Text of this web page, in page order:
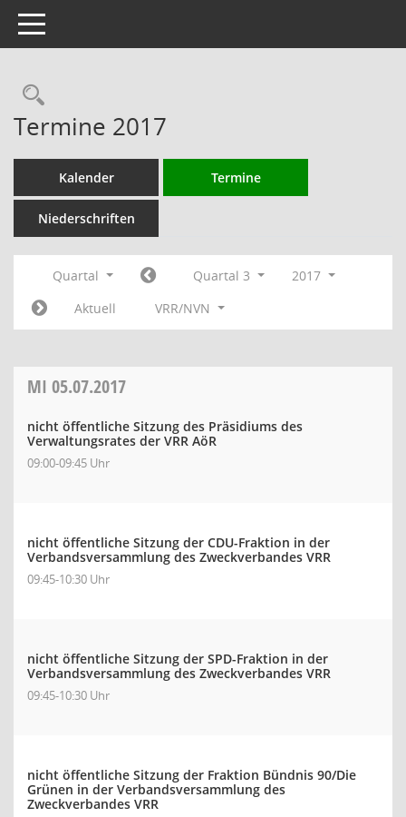
Toggle navigation
Rechercheauswahl
Termine 2017
Kalender Termine
Niederschriften
Quartal Quartal 3
2017
Aktuell
VRR/NVN
MI 05.07.2017
nicht öffentliche Sitzung des Präsidiums des
Verwaltungsrates der VRR AöR
09:00-09:45 Uhr
nicht öffentliche Sitzung der CDU-Fraktion in der
Verbandsversammlung des Zweckverbandes VRR
09:45-10:30 Uhr
nicht öffentliche Sitzung der SPD-Fraktion in der
Verbandsversammlung des Zweckverbandes VRR
09:45-10:30 Uhr
nicht öffentliche Sitzung der Fraktion Bündnis 90/Die
Grünen in der Verbandsversammlung des
Zweckverbandes VRR